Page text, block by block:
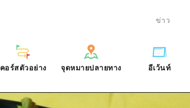
ข่าว
คอร์สตัวอย่าง
จุดหมายปลายทาง
อีเว้นท์
ดาวน์โหลดรูปภาพ
ข้อมูลการขนส่งระหว่างเกิดภัยพิบัติ